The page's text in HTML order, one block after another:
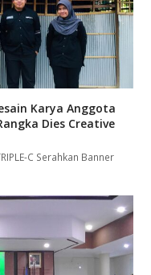
Karya Anggota
Dies Creative
C Serahkan Banner